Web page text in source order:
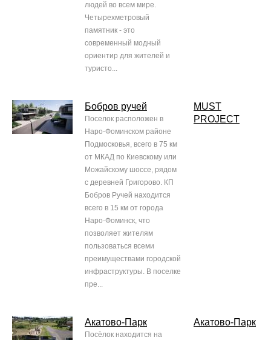
людей во всем мире.
Четырехметровый
памятник - это
современный модный
ориентир для жителей и
туристо...
Бобров ручей
Поселок расположен в
Наро-Фоминском районе
Подмосковья, всего в 75 км
от МКАД по Киевскому или
Можайскому шоссе, рядом
с деревней Григорово. КП
Бобров Ручей находится
всего в 15 км от города
Наро-Фоминск, что
позволяет жителям
пользоваться всеми
преимуществами городской
инфраструктуры. В поселке
пре...
MUST
PROJECT
Акатово-Парк
Посёлок находится на
Акатово-Парк